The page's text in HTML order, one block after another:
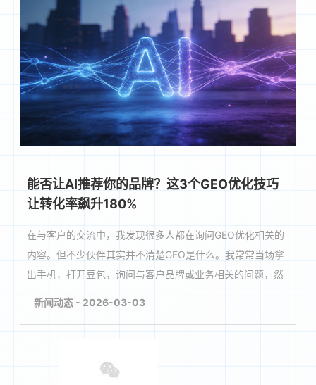
能否让AI推荐你的品牌？这3个GEO优化技巧
让转化率飙升180%
在与客户的交流中，我发现很多人都在询问GEO优化相关的
内容。但不少伙伴其实并不清楚GEO是什么。我常常当场拿
出手机，打开豆包，询问与客户品牌或业务相关的问题，然
新闻动态 - 2026-03-03